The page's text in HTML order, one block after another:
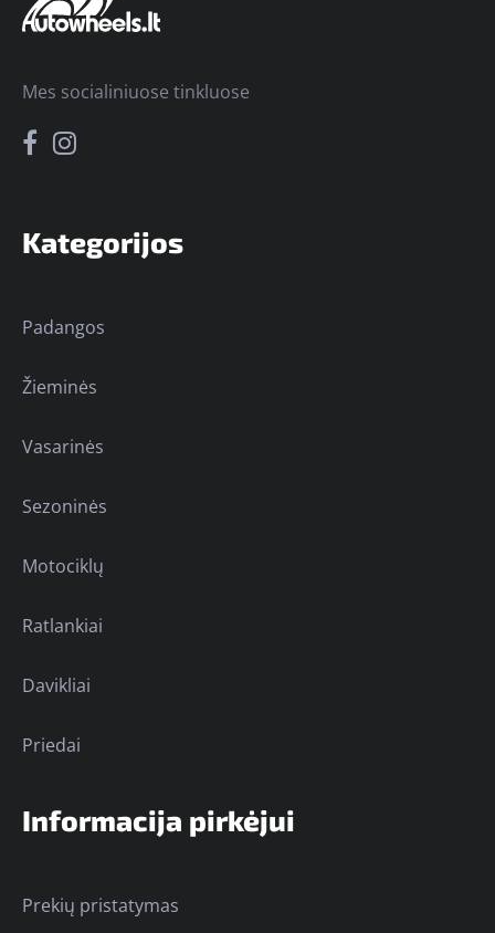
Kategorijos
Padangos
Žieminės
Vasarinės
Sezoninės
Motociklų
Ratlankiai
Davikliai
Priedai
Informacija pirkėjui
Prekių pristatymas
Mes socialiniuose tinkluose